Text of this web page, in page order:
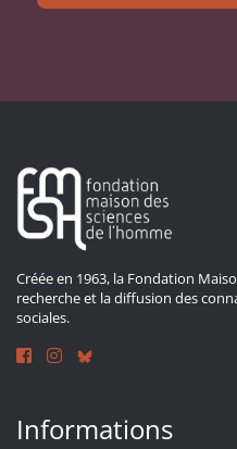
Créée en 1963, la Fondation
recherche et la diffusion des
sociales.
Informations